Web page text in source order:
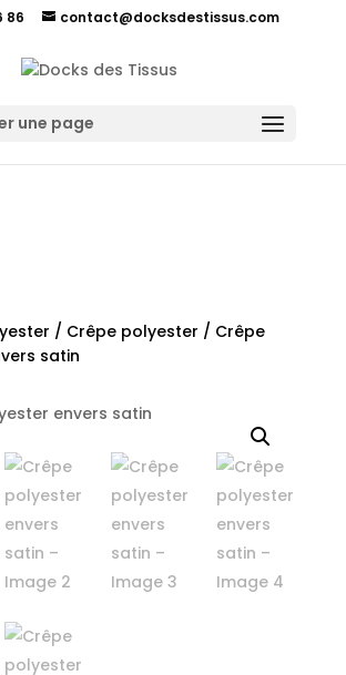
86 contact@docksdestissus.com
une page
/ Crêpe polyester / Crêpe
satin